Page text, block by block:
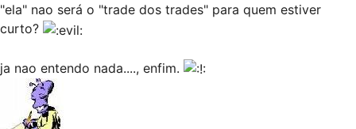
"ela" nao será o "trade dos trades" para quem estiver
curto?
ja nao entendo nada...., enfim.